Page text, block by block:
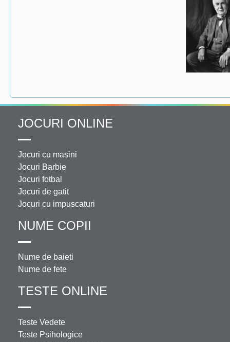
JOCURI ONLINE
Jocuri cu masini
Jocuri Barbie
Jocuri fotbal
Jocuri de gatit
Jocuri cu impuscaturi
NUME COPII
Nume de baieti
Nume de fete
TESTE ONLINE
Teste Vedete
Teste Psihologice